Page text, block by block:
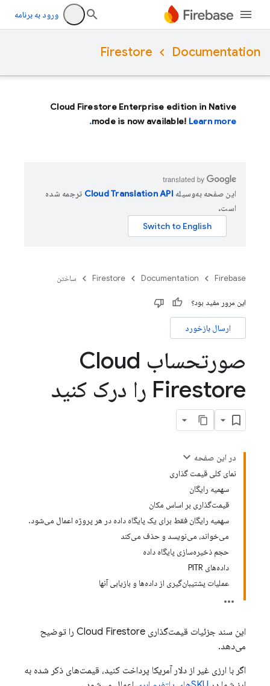
ورود به برنامه
Documentation
Firestore
Cloud Firestore Enterprise edition in Native
mode is now available! Learn more.
این صفحه به‌وسیله
ترجمه شده
است.
Firebase
Documentation
Firestore ساختن
این مرور مفید بود؟
ارسال بازخورد
صورتحساب Cloud
Firestore را درک کنید
در این صفحه
نمای کلی قیمت گذاری
سهمیه رایگان
قیمت‌گذاری بر اساس مکان
سهمیه رایگان فقط برای یک پایگاه داده در هر پروژه اعمال می‌شود.
می‌خواند، می‌نویسد و حذف می‌کند
حجم ذخیره‌سازی پایگاه داده
داده‌های PITR
عملیات پشتیبان‌گیری از داده‌ها و بازیابی آنها
این سند جزئیات قیمت‌گذاری Cloud Firestore را توضیح
می‌دهد.
اگر با ارزی غیر از دلار آمریکا پرداخت کنید، قیمت‌های ذکر شده به